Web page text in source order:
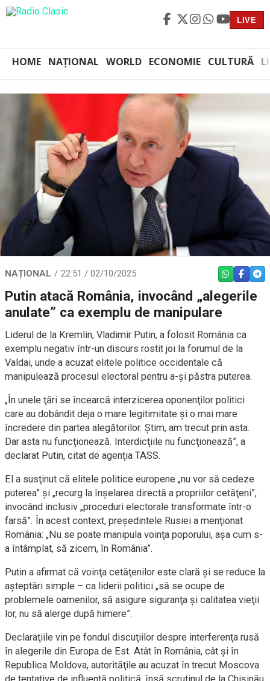
LIVE
HOME NAȚIONAL WORLD ECONOMIE CULTURĂ
NAȚIONAL 22:51 / 02/10/2025 WHATSAPP
Putin atacă România, invocând „alegerile
anulate” ca exemplu de manipulare
Liderul de la Kremlin, Vladimir Putin, a folosit România ca
exemplu negativ într-un discurs rostit joi la forumul de la
Valdai, unde a acuzat elitele politice occidentale că
manipulează procesul electoral pentru a-şi păstra puterea.
„În unele ţări se încearcă interzicerea oponenţilor politici
care au dobândit deja o mare legitimitate şi o mai mare
încredere din partea alegătorilor. Ştim, am trecut prin asta.
Dar asta nu funcţionează. Interdicţiile nu funcţionează”, a
declarat Putin, citat de agenţia TASS.
El a susţinut că elitele politice europene „nu vor să cedeze
puterea” şi „recurg la înşelarea directă a propriilor cetăţeni”,
invocând inclusiv „proceduri electorale transformate într-o
farsă”. În acest context, preşedintele Rusiei a menţionat
România: „Nu se poate manipula voinţa poporului, aşa cum s-
a întâmplat, să zicem, în România”.
Putin a afirmat că voinţa cetăţenilor este clară şi se reduce la
aşteptări simple – ca liderii politici „să se ocupe de
problemele oamenilor, să asigure siguranţa şi calitatea vieţii
lor, nu să alerge după himere”.
Declaraţiile vin pe fondul discuţiilor despre interferenţa rusă
în alegerile din Europa de Est. Atât în România, cât şi în
Republica Moldova, autorităţile au acuzat în trecut Moscova